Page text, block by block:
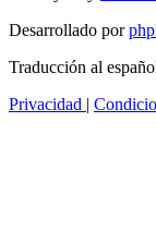
Desarrollado por
Traducción al
Privacidad |